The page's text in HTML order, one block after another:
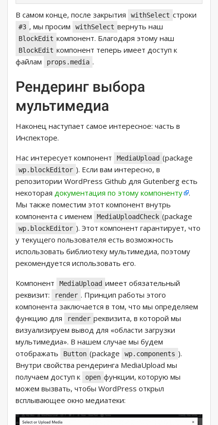
В самом конце, после закрытия withSelect строки
#3 , мы просим withSelect вернуть наш
BlockEdit компонент. Благодаря этому наш
BlockEdit компонент теперь имеет доступ к
файлам
props.media .
Рендеринг выбора
мультимедиа
Наконец наступает самое интересное: часть в
Инспекторе.
Нас интересует компонент MediaUpload (package
wp.blockEditor ). Если вам интересно, в
репозитории WordPress Github для Gutenberg есть
некоторая документация по этому компоненту
.
Мы также поместим этот компонент внутрь
компонента с именем
MediaUploadCheck (package
wp.blockEditor ). Этот компонент гарантирует, что
у текущего пользователя есть возможность
использовать библиотеку мультимедиа, поэтому
рекомендуется использовать его.
Компонент MediaUpload имеет обязательный
реквизит:
render . Принцип работы этого
компонента заключается в том, что мы определяем
функцию для
render реквизита, в которой мы
визуализируем вывод для «области загрузки
мультимедиа». В нашем случае мы будем
отображать
Button (package wp.components ).
Внутри свойства рендеринга MediaUpload мы
получаем доступ к
open функции, которую мы
можем вызвать, чтобы WordPress открыл
всплывающее окно медиатеки: